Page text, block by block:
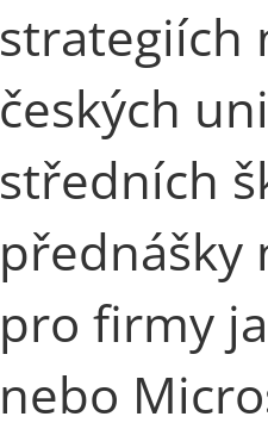
strategiích
českých
středních
přednášky
pro firmy
nebo